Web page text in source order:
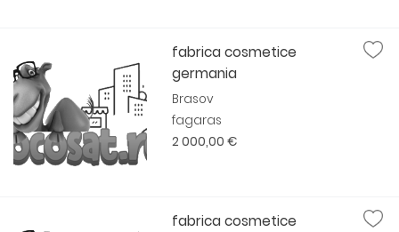
fabrica cosmetice
germania
Brasov
fagaras
2 000,00 €
fabrica cosmetice